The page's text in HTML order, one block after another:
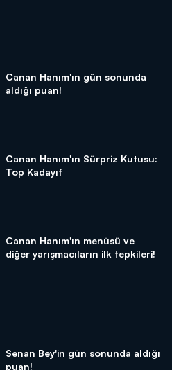
Canan Hanım'ın gün sonunda
aldığı puan!
Canan Hanım'ın Sürpriz Kutusu:
Top Kadayıf
Canan Hanım'ın menüsü ve
diğer yarışmacıların ilk tepkileri!
Senan Bey'in gün sonunda aldığı
puan!